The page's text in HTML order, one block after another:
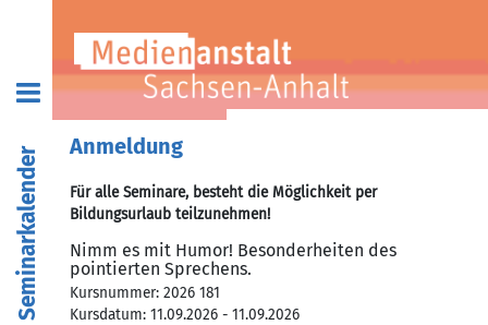
Seminarkalender
Anmeldung
Für alle Seminare, besteht die Möglichkeit per
Bildungsurlaub teilzunehmen!
Nimm es mit Humor! Besonderheiten des
pointierten Sprechens.
Kursnummer: 2026 181
Kursdatum: 11.09.2026 - 11.09.2026